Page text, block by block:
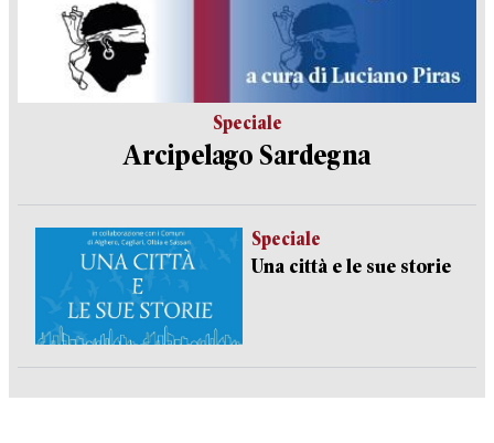
Speciale
Arcipelago Sardegna
Speciale
Una città e le sue storie